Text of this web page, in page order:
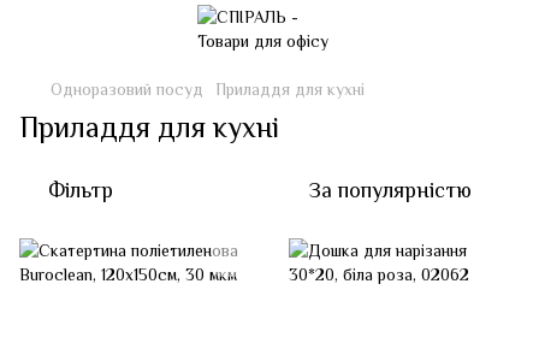
Одноразовий посуд Приладдя для кухні
Приладдя для кухні
Фільтр За популярністю